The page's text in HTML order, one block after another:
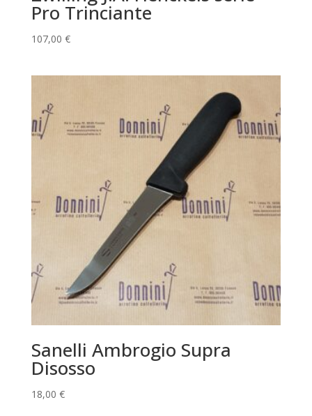
Pro Trinciante
107,00 €
Sanelli Ambrogio Supra
Disosso
18,00 €